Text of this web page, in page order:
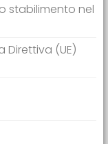
stabilimento nel
Direttiva (UE)